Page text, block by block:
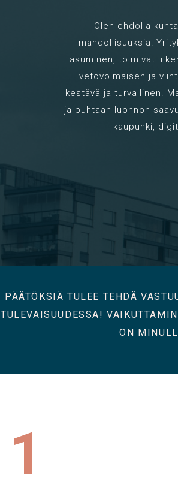
Olen ehdolla
mahdollisuuksia!
asuminen, toimivat
vetovoimaisen ja
kestävä ja turvallinen.
ja puhtaan luonnon
kaupunki,
PÄÄTÖKSIÄ TULEE TEHDÄ
TULEVAISUUDESSA!
ON
1